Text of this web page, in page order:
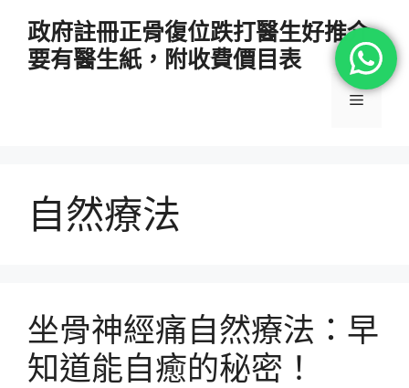
政府註冊正骨復位跌打醫生好推介
要有醫生紙，附收費價目表
選
自然療法
坐骨神經痛自然療法：早
知道能自癒的秘密！